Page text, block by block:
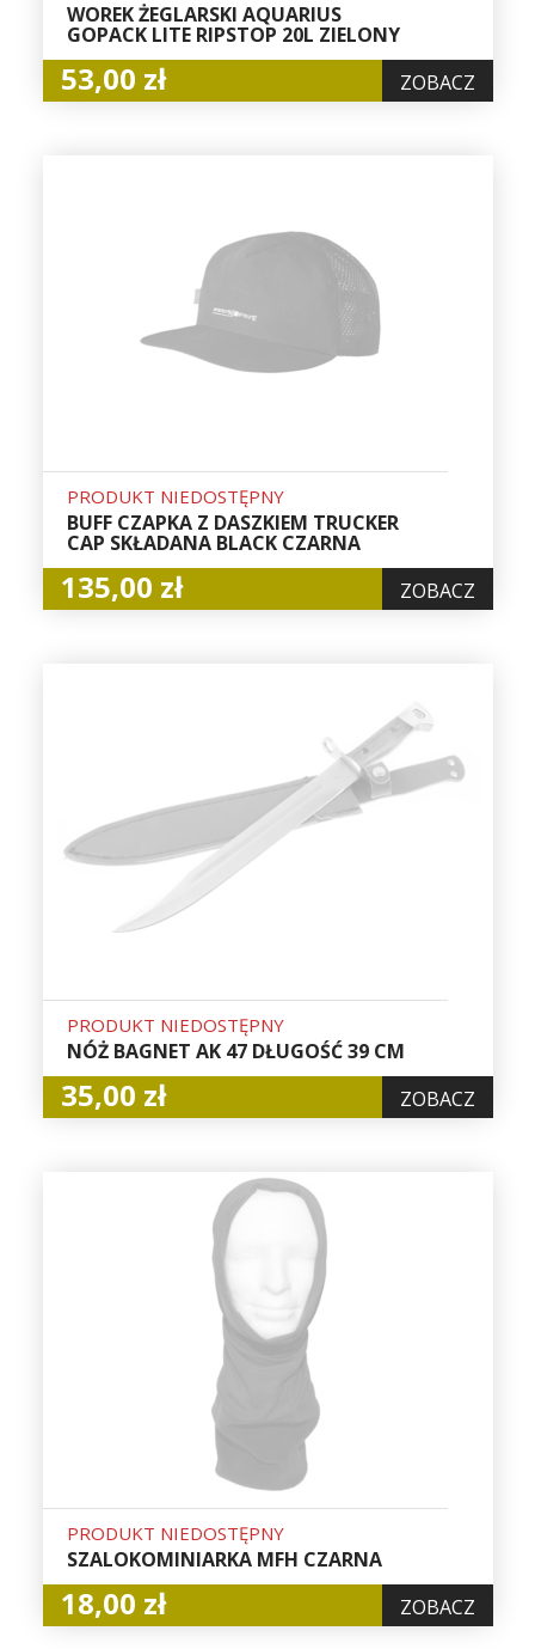
WOREK ŻEGLARSKI AQUARIUS
GOPACK LITE RIPSTOP 20L ZIELONY
53,00 zł ZOBACZ
PRODUKT NIEDOSTĘPNY
BUFF CZAPKA Z DASZKIEM TRUCKER
CAP SKŁADANA BLACK CZARNA
135,00 zł ZOBACZ
PRODUKT NIEDOSTĘPNY
NÓŻ BAGNET AK 47 DŁUGOŚĆ 39 CM
35,00 zł ZOBACZ
PRODUKT NIEDOSTĘPNY
SZALOKOMINIARKA MFH CZARNA
18,00 zł ZOBACZ